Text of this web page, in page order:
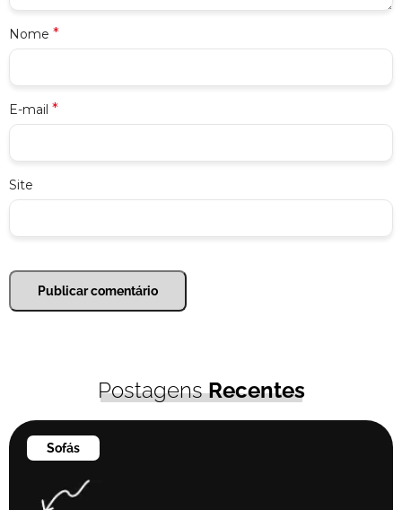
Nome *
E-mail *
Site
PostagensRecentes
Sofás